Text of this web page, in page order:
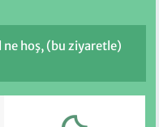
ne hoş, (bu ziyaretle)